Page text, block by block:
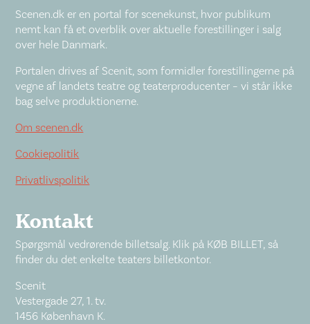
Scenen.dk er en portal for scenekunst, hvor publikum
nemt kan få et overblik over aktuelle forestillinger i salg
over hele Danmark.
Portalen drives af Scenit, som formidler forestillingerne på
vegne af landets teatre og teaterproducenter – vi står ikke
bag selve produktionerne.
Om scenen.dk
Cookiepolitik
Privatlivspolitik
Kontakt
Spørgsmål vedrørende billetsalg. Klik på KØB BILLET, så
finder du det enkelte teaters billetkontor.
Scenit
Vestergade 27, 1. tv.
1456 København K.